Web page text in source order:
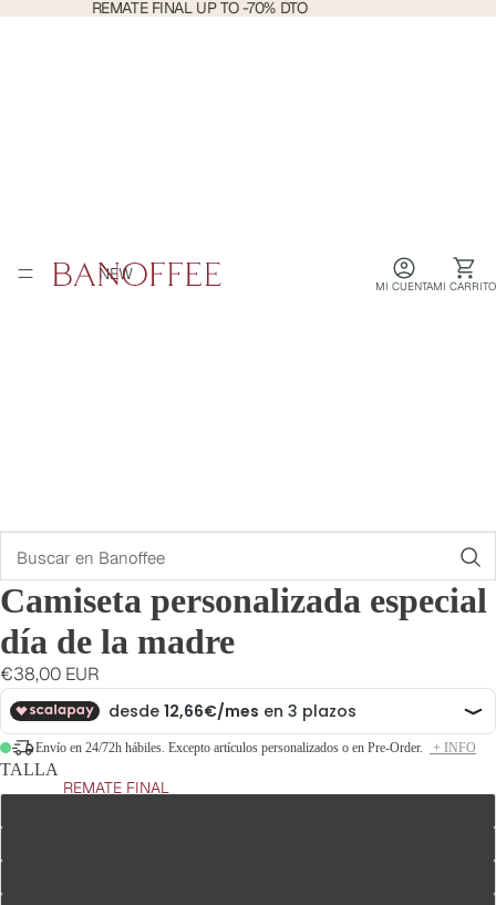
REMATE FINAL UP TO -70% DTO
REMATE
FINAL
NEW
REMATE FINAL
MI CUENTAMI CARRITO
Camiseta personalizada especial
día de la madre
€38,00 EUR
Envío en 24/72h hábiles. Excepto artículos personalizados o en Pre-Order. + INFO
TALLA